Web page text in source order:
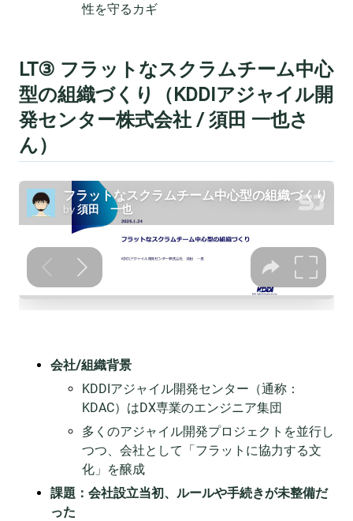
性を守るカギ
LT③ フラットなスクラムチーム中心
型の組織づくり（KDDIアジャイル開
発センター株式会社 / 須田 一也さ
ん）
会社/組織背景
KDDIアジャイル開発センター（通称：
KDAC）はDX専業のエンジニア集団
多くのアジャイル開発プロジェクトを並行し
つつ、会社として「フラットに協力する文
化」を醸成
課題：会社設立当初、ルールや手続きが未整備だ
った